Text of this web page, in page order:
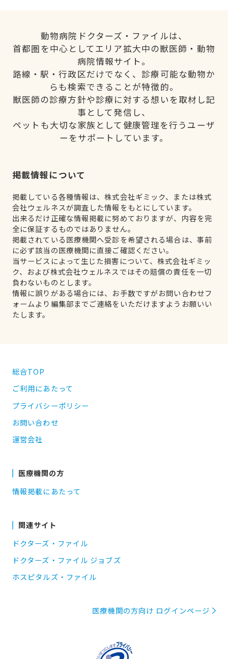
動物病院ドクターズ・ファイルは、
首都圏を中心としてエリア拡大中の獣医師・動物
病院情報サイト。
路線・駅・行政区だけでなく、診療可能な動物か
らも検索できることが特徴的。
獣医師の診療方針や診療に対する想いを取材し記
事として発信し、
ペットも大切な家族として健康管理を行うユーザ
ーをサポートしています。
掲載情報について
掲載している各種情報は、株式会社ギミック、または株式
会社ウェルネスが調査した情報をもとにしています。
出来るだけ正確な情報掲載に努めておりますが、内容を完
全に保証するものではありません。
掲載されている医療機関へ受診を希望される場合は、事前
に必ず該当の医療機関に直接ご確認ください。
当サービスによって生じた損害について、株式会社ギミッ
ク、および株式会社ウェルネスではその賠償の責任を一切
負わないものとします。
情報に誤りがある場合には、お手数ですがお問い合わせフ
ォームより編集部までご連絡をいただけますようお願いい
たします。
総合TOP
ご利用にあたって
プライバシーポリシー
お問い合わせ
運営会社
医療機関の方
情報掲載にあたって
関連サイト
ドクターズ・ファイル
ドクターズ・ファイル ジョブズ
ホスピタルズ・ファイル
医療機関の方向け ログインページ